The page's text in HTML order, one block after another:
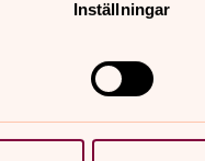
Inställningar